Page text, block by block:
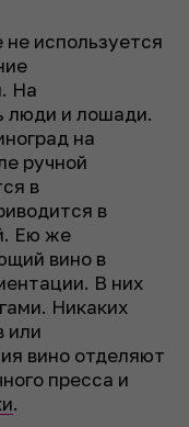
используется
На
люди и лошади.
на
ручной
в
в
Ею же
вино в
В них
Никаких
или
вино отделяют
пресса и
.